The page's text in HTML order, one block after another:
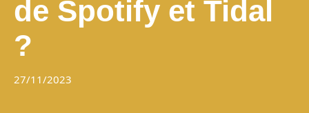
de Spotify et Tidal
?
27/11/2023